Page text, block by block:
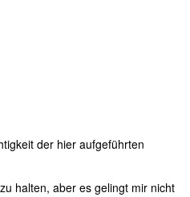
der hier aufgeführten
halten, aber es gelingt mir nicht